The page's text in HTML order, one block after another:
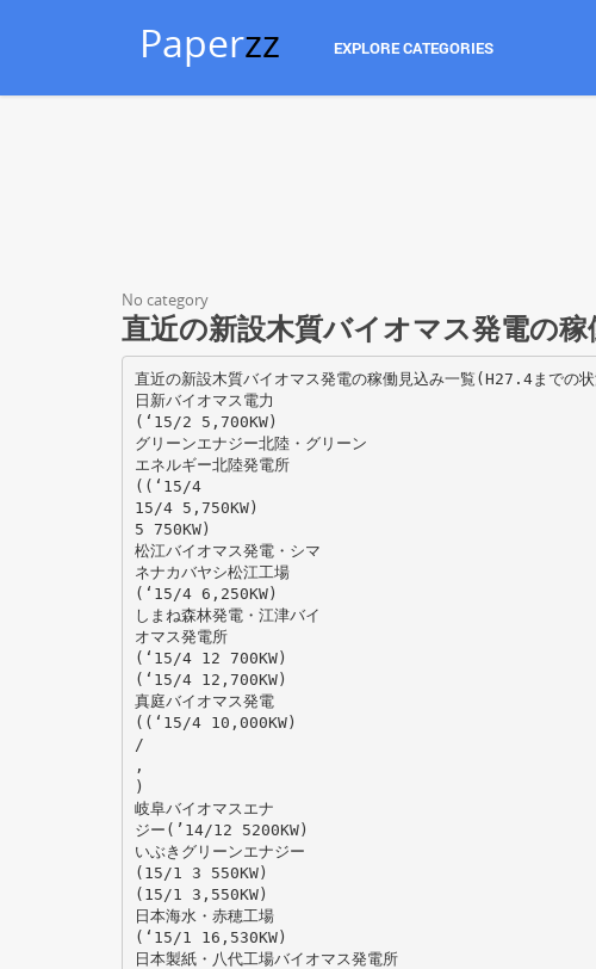
Paperzz EXPLORE CATEGORIES
No category
直近の新設木質バイオマス発電の
直近の新設木質バイオマス発電の稼働見込み一覧(H27.4までの状
日新バイオマス電力
(‘15/2 5,700KW)
グリーンエナジー北陸・グリーン
エネルギー北陸発電所
((‘15/4
15/4 5,750KW)
5 750KW)
松江バイオマス発電・シマ
ネナカバヤシ松江工場
(‘15/4 6,250KW)
しまね森林発電・江津バイ
オマス発電所
(‘15/4 12 700KW)
(‘15/4 12,700KW)
真庭バイオマス発電
((‘15/4 10,000KW)
/
,
)
岐阜バイオマスエナ
ジー(’14/12 5200KW)
いぶきグリーンエナジー
(15/1 3 550KW)
(15/1 3,550KW)
日本海水・赤穂工場
(‘15/1 16,530KW)
日本製紙・八代工場バイオマス発電所